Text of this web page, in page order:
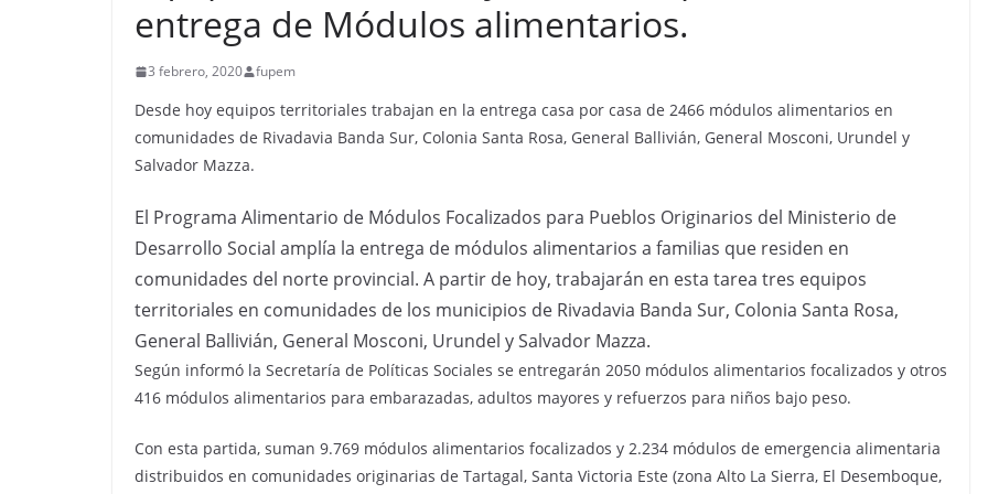
entrega de Módulos alimentarios.
3 febrero, 2020 fupem
Desde hoy equipos territoriales trabajan en la entrega casa por casa de 2466 módulos alimentarios en
comunidades de Rivadavia Banda Sur, Colonia Santa Rosa, General Ballivián, General Mosconi, Urundel y
Salvador Mazza.
El Programa Alimentario de Módulos Focalizados para Pueblos Originarios del Ministerio de
Desarrollo Social amplía la entrega de módulos alimentarios a familias que residen en
comunidades del norte provincial. A partir de hoy, trabajarán en esta tarea tres equipos
territoriales en comunidades de los municipios de Rivadavia Banda Sur, Colonia Santa Rosa,
General Ballivián, General Mosconi, Urundel y Salvador Mazza.
Según informó la Secretaría de Políticas Sociales se entregarán 2050 módulos alimentarios focalizados y otros
416 módulos alimentarios para embarazadas, adultos mayores y refuerzos para niños bajo peso.
Con esta partida, suman 9.769 módulos alimentarios focalizados y 2.234 módulos de emergencia alimentaria
distribuidos en comunidades originarias de Tartagal, Santa Victoria Este (zona Alto La Sierra, El Desemboque,